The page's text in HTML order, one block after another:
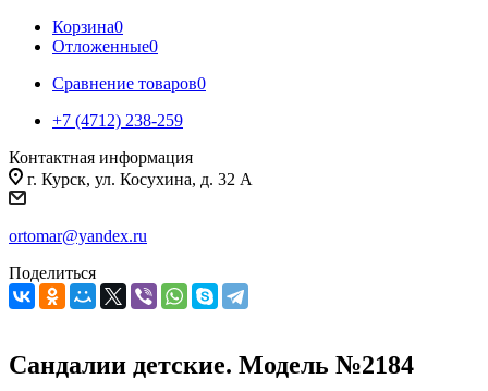
Корзина0
Отложенные0
Сравнение товаров0
+7 (4712) 238-259
Контактная информация
г. Курск, ул. Косухина, д. 32 А
ortomar@yandex.ru
Поделиться
Сандалии детские. Модель №2184